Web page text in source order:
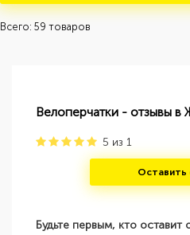
Всего: 59 товаров
Велоперчатки - отзывы в
5 из 1
Оставить
Будьте первым, кто оставит